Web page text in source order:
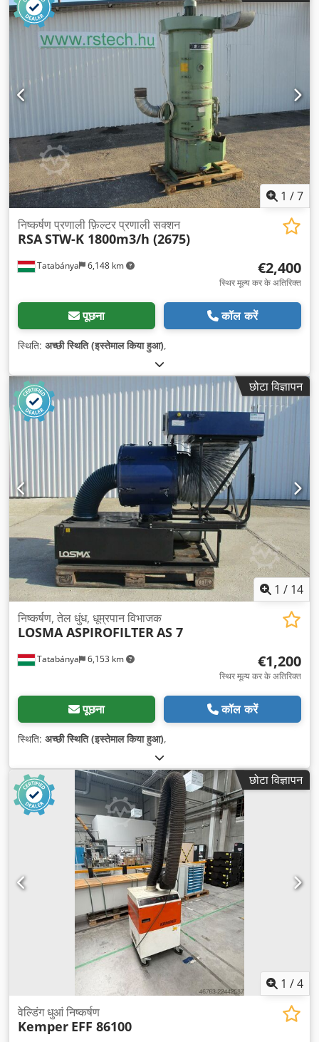
1 /7
Tatabánya 6,148 km
निष्कर्षण प्रणाली फ़िल्टर प्रणाली सक्शन
RSASTW-K 1800m3/h (2675)
€2,400
स्थिर मूल्य कर के अतिरिक्त
पूछना कॉल करें
स्थिति: अच्छी स्थिति (इस्तेमाल किया हुआ),
छोटा विज्ञापन
1 / 14
Tatabánya 6,153 km
निष्कर्षण, तेल धुंध, धूम्रपान विभाजक
LOSMA ASPIROFILTERAS 7
€1,200
स्थिर मूल्य कर के अतिरिक्त
पूछना कॉल करें
स्थिति: अच्छी स्थिति (इस्तेमाल किया हुआ),
छोटा विज्ञापन
1 /4
वेल्डिंग धुआं निष्कर्षण
Kemper EFF 86100